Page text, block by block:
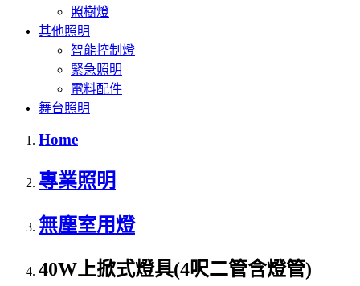
照樹燈
其他照明
智能控制燈
緊急照明
電料配件
舞台照明
Home
專業照明
無塵室用燈
40W上掀式燈具(4呎二管含燈管)